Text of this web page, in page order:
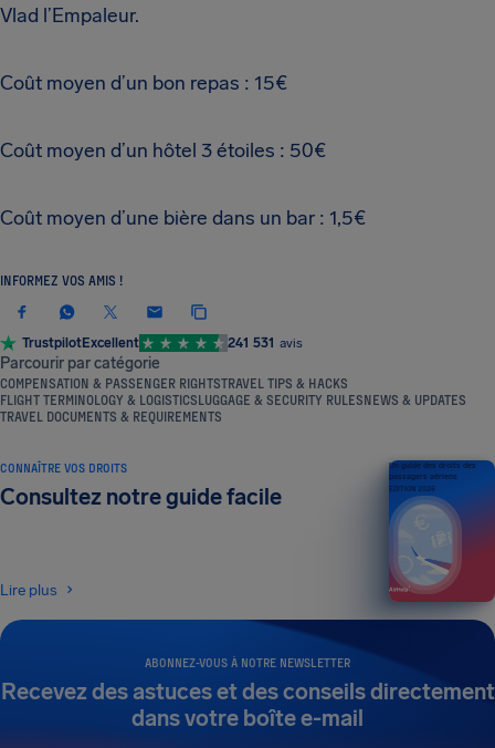
Vlad l’Empaleur.
Coût moyen d’un bon repas : 15€
Coût moyen d’un hôtel 3 étoiles : 50€
Coût moyen d’une bière dans un bar : 1,5€
INFORMEZ VOS AMIS !
TrustpilotExcellent 241 531 avis
Parcourir par catégorie
COMPENSATION & PASSENGER RIGHTSTRAVEL TIPS & HACKS
FLIGHT TERMINOLOGY & LOGISTICSLUGGAGE & SECURITY RULESNEWS & UPDATES
TRAVEL DOCUMENTS & REQUIREMENTS
ABONNEZ-VOUS À NOTRE NEWSLETTER
Recevez des astuces et des conseils directement
dans votre boîte e-mail
CONNAÎTRE VOS DROITS
Consultez notre guide facile
Lire plus
Un guide des droits des
passagers aériens
ÉDITION 2026